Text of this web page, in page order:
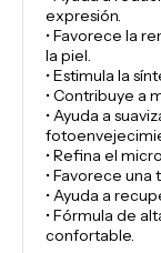
expresión.
• Favorece la
la piel.
• Estimula la
• Contribuye a
• Ayuda a
• Refina el
• Favorece una
• Ayuda a
• Fórmula de
confortable.